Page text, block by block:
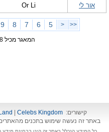
אור לי
Or Li
<<
<
5
6
7
8
9
המאגר מכיל 3238 שמות שונים
קישורים: Celebs Kingdom
באתר זה נעשה שימוש בתכנים